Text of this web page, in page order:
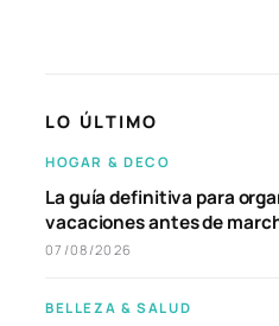
LO ÚLTIMO
HOGAR & DECO
La guía definitiva para
vacaciones antes de
07/08/2026
BELLEZA & SALUD